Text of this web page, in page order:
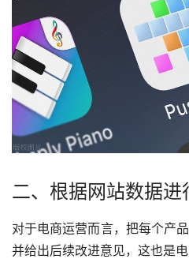
二、根据网站数据进
对于电商运营而言，把每个产
并给出后续改进意见，这也是电